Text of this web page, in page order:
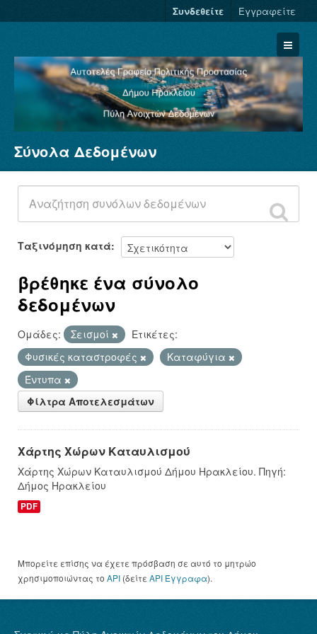
Συνδεθείτε Εγγραφείτε
Σύνολα Δεδομένων
Φορείς
Ομάδες
Σχετικά
Σύνολα Δεδομένων
Ταξινόμηση κατά
βρέθηκε ένα σύνολο
δεδομένων
Ομάδες: Σεισμοί
Ετικέτες:
Φυσικές καταστροφές
Καταφύγια
Έντυπα
Φίλτρα Αποτελεσμάτων
Χάρτης Χώρων Καταυλισμού
Χάρτης Χώρων Καταυλισμού Δήμου Ηρακλείου. Πηγή:
Δήμος Ηρακλείου
PDF
Μπορείτε επίσης να έχετε πρόσβαση σε αυτό το μητρώο
χρησιμοποιώντας το API (δείτε API Έγγραφα).